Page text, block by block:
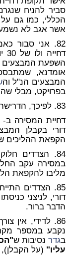
סביר להניח
הכללי, כמו גם
אשר אגב לא
82. אני סבור
השפעת המבצעים
אומדנא,
המבצעים הנ"ל וה
בפרויקט, מבלי
83. לפיכך, הדרישה לדחייה במסירה עקב המבצעים נדחית.
הקפאת ההליכים
84. הצדדים חלוקים גם לגבי זכותה של ה
במסירה עקב
מליבו להקפאת
85. הצדדים
דורי, לניצני
הדבר ברור.
86. לדידי, אין
נקבע במספר
בגדרנסיבות ש
עליו" (על